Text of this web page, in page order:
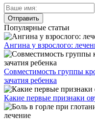
Популярные статьи
Ангина у взрослого:
Совместимость группы
зачатия ребенка
Какие первые признаки